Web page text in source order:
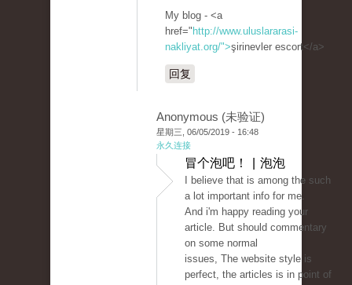
My blog - <a
href=" http://www.uluslararasi-
nakliyat.org/">şirinevler escort</a>
回复
Anonymous (未验证)
星期三, 06/05/2019 - 16:48
永久连接
冒个泡吧！ | 泡泡
I believe that is among the such
a lot important info for me.
And i'm happy reading your
article. But should commentary
on some normal
issues, The website style is
perfect, the articles is in point of